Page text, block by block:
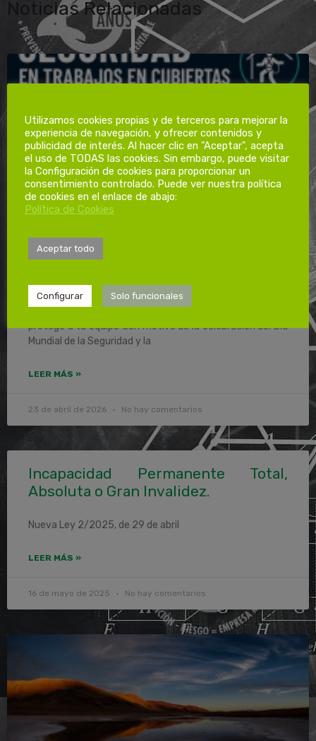
Noticias Relacionadas
Seguridad en trabajos en cubiertas:
protege tu empresa, protege a tu
protege a tu equipo Con motivo de la celebración del Día
Mundial de la Seguridad y la
LEER MÁS »
23 de abril de 2026 No hay comentarios
Incapacidad Permanente Total,
Absoluta o Gran Invalidez.
Nueva Ley 2/2025, de 29 de abril
LEER MÁS »
16 de mayo de 2025 No hay comentarios
Utilizamos cookies propias y de terceros para mejorar la
experiencia de navegación, y ofrecer contenidos y
publicidad de interés. Al hacer clic en "Aceptar", acepta
el uso de TODAS las cookies. Sin embargo, puede visitar
la Configuración de cookies para proporcionar un
consentimiento controlado. Puede ver nuestra política
de cookies en el enlace de abajo:
Política de Cookies
Aceptar todo
Configurar Solo funcionales